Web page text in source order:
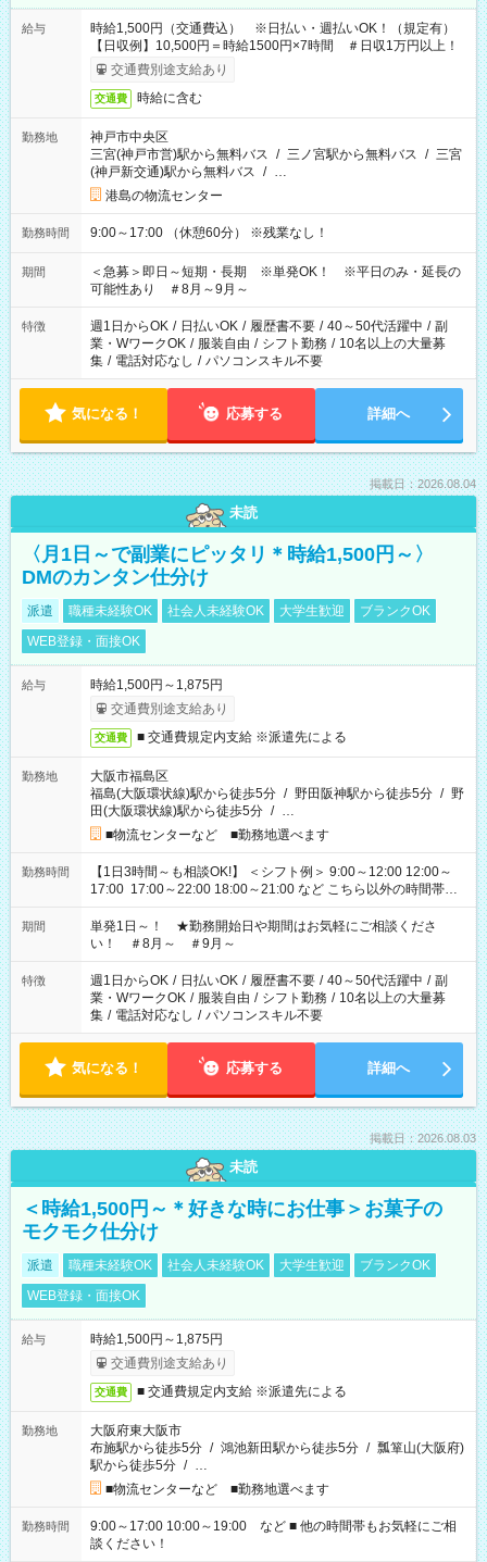
給与
時給1,500円（交通費込） ※日払い・週払いOK！（規定有）
【日収例】10,500円＝時給1500円×7時間 ＃日収1万円以上！
交通費別途支給あり
交通費 時給に含む
勤務地
神戸市中央区
三宮(神戸市営)駅から無料バス / 三ノ宮駅から無料バス / 三宮
(神戸新交通)駅から無料バス / …
港島の物流センター
勤務時間 9:00～17:00 （休憩60分） ※残業なし！
期間
＜急募＞即日～短期・長期 ※単発OK！ ※平日のみ・延長の
可能性あり ＃8月～9月～
特徴 週1日からOK / 日払いOK / 履歴書不要 / 40～50代活躍中 / 副
業・WワークOK / 服装自由 / シフト勤務 / 10名以上の大量募
集 / 電話対応なし / パソコンスキル不要
気になる！ 応募する 詳細へ
掲載日：2026.08.04
未読
〈月1日～で副業にピッタリ＊時給1,500円～〉
DMのカンタン仕分け
派遣 職種未経験OK 社会人未経験OK 大学生歓迎
ブランクOK
WEB登録・面接OK
給与
時給1,500円～1,875円
交通費別途支給あり
交通費 ■ 交通費規定内支給 ※派遣先による
勤務地
大阪市福島区
福島(大阪環状線)駅から徒歩5分 / 野田阪神駅から徒歩5分 / 野
田(大阪環状線)駅から徒歩5分 / …
■物流センターなど ■勤務地選べます
勤務時間
【1日3時間～も相談OK!】 ＜シフト例＞ 9:00～12:00 12:00～
17:00 17:00～22:00 18:00～21:00 など こちら以外の時間帯も
お気軽にご相談ください！
期間
単発1日～！ ★勤務開始日や期間はお気軽にご相談くださ
い！ ＃8月～ ＃9月～
特徴 週1日からOK / 日払いOK / 履歴書不要 / 40～50代活躍中 / 副
業・WワークOK / 服装自由 / シフト勤務 / 10名以上の大量募
集 / 電話対応なし / パソコンスキル不要
気になる！ 応募する 詳細へ
掲載日：2026.08.03
未読
＜時給1,500円～＊好きな時にお仕事＞お菓子の
モクモク仕分け
派遣 職種未経験OK 社会人未経験OK 大学生歓迎
ブランクOK
WEB登録・面接OK
給与
時給1,500円～1,875円
交通費別途支給あり
交通費 ■ 交通費規定内支給 ※派遣先による
勤務地
大阪府東大阪市
布施駅から徒歩5分 / 鴻池新田駅から徒歩5分 / 瓢箪山(大阪府)
駅から徒歩5分 / …
■物流センターなど ■勤務地選べます
勤務時間
9:00～17:00 10:00～19:00 など ■ 他の時間帯もお気軽にご相
談ください！